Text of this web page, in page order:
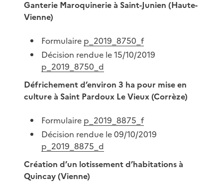
Ganterie Maroquinerie à Saint-Junien (Haute-
Vienne)
Formulaire p_2019_8750_f
Décision rendue le 15/10/2019
p_2019_8750_d
Défrichement d’environ 3 ha pour mise en
culture à Saint Pardoux Le Vieux (Corrèze)
Formulaire p_2019_8875_f
Décision rendue le 09/10/2019
p_2019_8875_d
Création d’un lotissement d’habitations à
Quincay (Vienne)